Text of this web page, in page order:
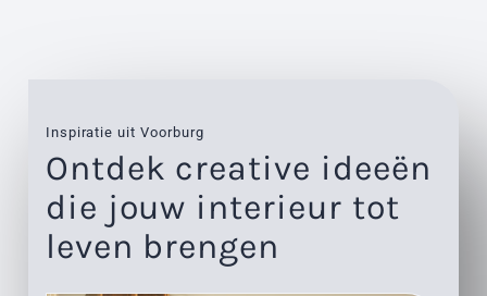
Inspiratie uit Voorburg
Ontdek creative ideeën
die jouw interieur tot
leven brengen